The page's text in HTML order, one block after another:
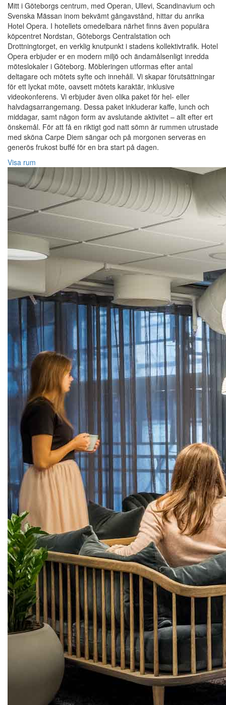
Mitt i Göteborgs centrum, med Operan, Ullevi, Scandinavium och
Svenska Mässan inom bekvämt gångavstånd, hittar du anrika
Hotel Opera. I hotellets omedelbara närhet finns även populära
köpcentret Nordstan, Göteborgs Centralstation och
Drottningtorget, en verklig knutpunkt i stadens kollektivtrafik. Hotel
Opera erbjuder er en modern miljö och ändamålsenligt inredda
möteslokaler i Göteborg. Möbleringen utformas efter antal
deltagare och mötets syfte och innehåll. Vi skapar förutsättningar
för ett lyckat möte, oavsett mötets karaktär, inklusive
videokonferens. Vi erbjuder även olika paket för hel- eller
halvdagsarrangemang. Dessa paket inkluderar kaffe, lunch och
middagar, samt någon form av avslutande aktivitet – allt efter ert
önskemål. För att få en riktigt god natt sömn är rummen utrustade
med sköna Carpe Diem sängar och på morgonen serveras en
generös frukost buffé för en bra start på dagen.
Visa rum